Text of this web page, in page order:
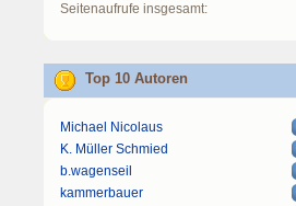
Seitenaufrufe insgesamt:
Top 10 Autoren
Michael Nicolaus
K. Müller Schmied
b.wagenseil
kammerbauer